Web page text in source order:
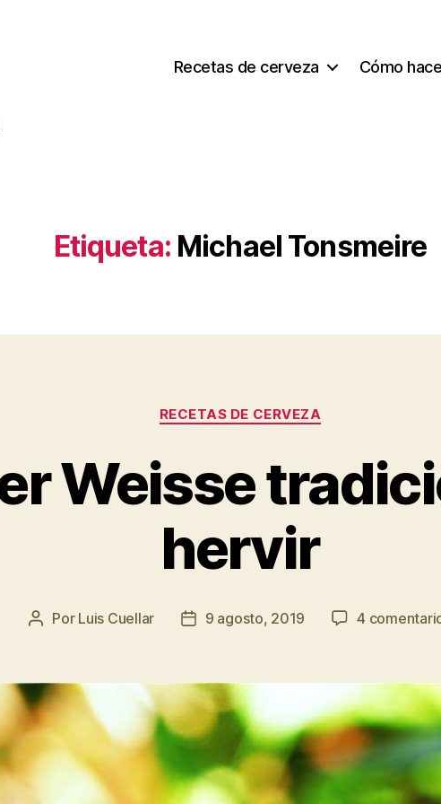
Recetas de cerveza Cómo
Etiqueta: Michael Tonsmeire
Categorías
RECETAS DE CERVEZA
Weisse
hervir
Autor
entrada
Por Luis Cuellar
Fecha
entrada
9 agosto, 2019 4